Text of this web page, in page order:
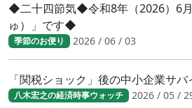
◆二十四節気◆令和8年（2026）6
ゅ）」です◆
季節のお便り 2026 / 06 / 03
「関税ショック」後の中小企業サ
八木宏之の経済時事ウォッチ 2026 / 05 /